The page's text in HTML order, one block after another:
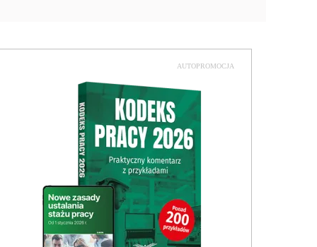
AUTOPROMOCJA